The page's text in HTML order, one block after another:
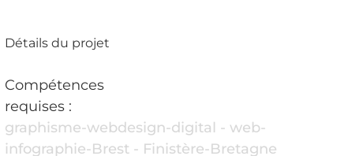
Détails du projet
Compétences
requises :
graphisme-webdesign-digital - web-
infographie-Brest - Finistère-Bretagne